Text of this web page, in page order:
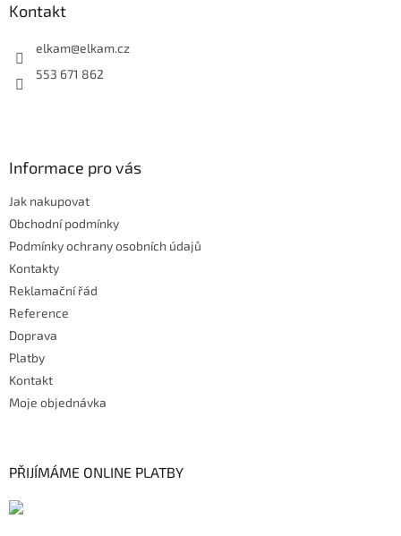
Kontakt
elkam@elkam.cz
553 671 862
Informace pro vás
Jak nakupovat
Obchodní podmínky
Podmínky ochrany osobních údajů
Kontakty
Reklamační řád
Reference
Doprava
Platby
Kontakt
Moje objednávka
PŘIJÍMÁME ONLINE PLATBY